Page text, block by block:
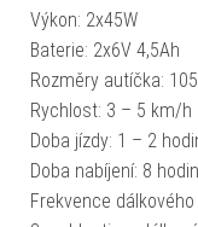
Výkon: 2x45W
Baterie: 2x6V 4,5Ah
Rozměry autíčka:
Rychlost: 3 – 5 km/h
Doba jízdy: 1 – 2
Doba nabíjení: 8 hodin
Frekvence